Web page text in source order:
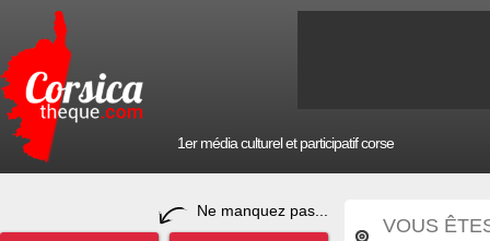
1er média culturel et participatif corse
Ne manquez pas...
VOUS